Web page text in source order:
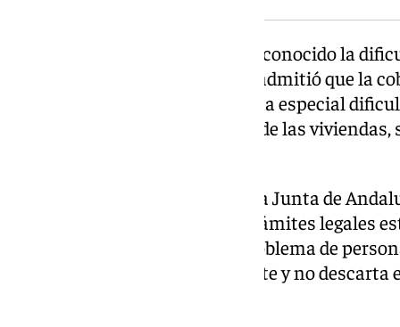
La propia Administración ha reconocido la
fechado el 19 de mayo de 2026, admitió que la
del Sol malagueña presenta «una especial
debido a la ocupación turística de las
Por todo ello, CSIF ha pedido a la Junta de
de «los anexos» siguiendo los trámites legales
brevedad», para evitar que el problema de
advertido de que seguirá vigilante y no